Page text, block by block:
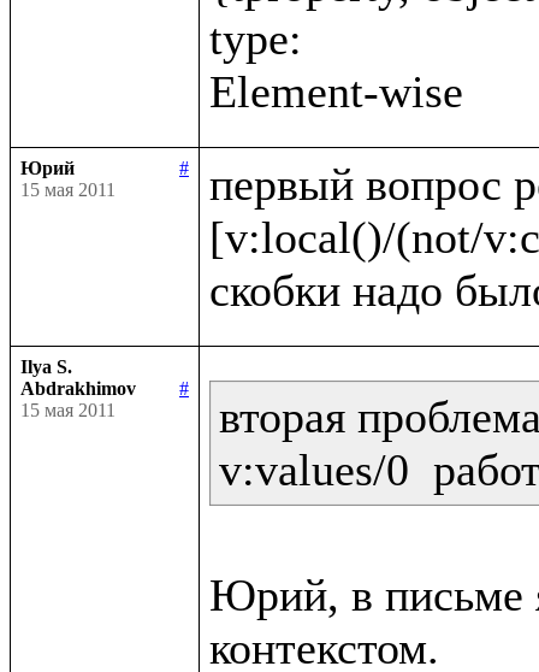
type:
Юрий
#
15 мая 2011
первый вопрос
[v:local()/(not/
Ilya S.
Abdrakhimov
#
15 мая 2011
вторая
Юрий, в письме
контекстом.